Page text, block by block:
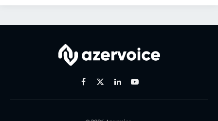
Facebook
X
LinkedinYoutube